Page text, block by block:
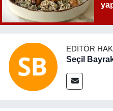
EDITÖR
Seçil